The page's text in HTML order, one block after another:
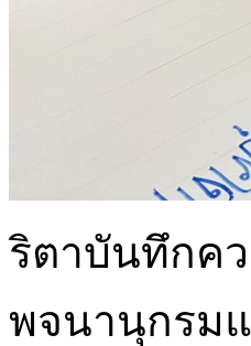
ริตาบันทึกคว
พจนานุกรม